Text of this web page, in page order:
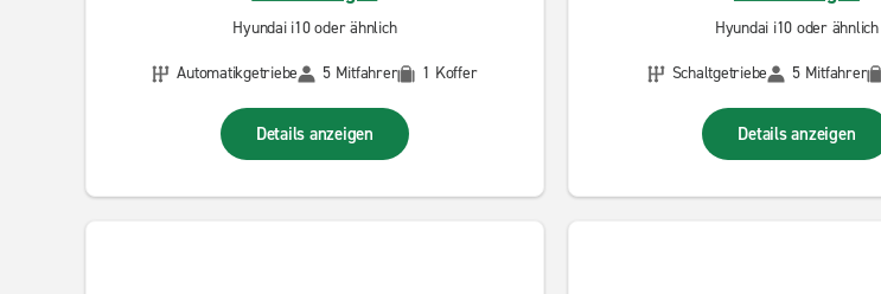
Hyundai i10 oder ähnlich
Automatikgetriebe
5 Mitfahrer 1 Koffer
Details anzeigen
Hyundai i10 oder ähnlich
Schaltgetriebe
5 Mitfahrer
Details anzeigen